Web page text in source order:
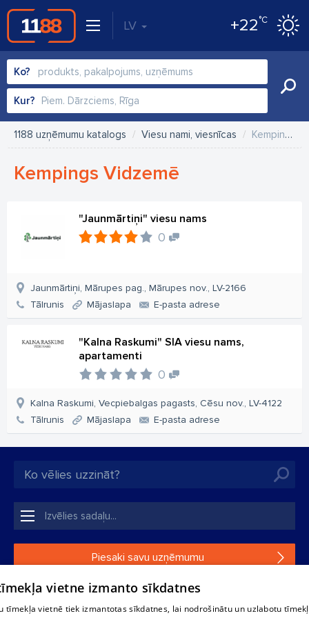
LV +22°C
Ko?
Kur?
1188 uzņēmumu katalogs Viesu nami, viesnīcas Kempings Vidzemē
Kempings Vidzemē
"Jaunmārtiņi" viesu nams
0
Jaunmārtiņi, Mārupes pag., Mārupes nov., LV-2166
Tālrunis
Mājaslapa E-pasta adrese
"Kalna Raskumi" SIA viesu nams,
apartamenti
0
Kalna Raskumi, Vecpiebalgas pagasts, Cēsu nov., LV-4122
Tālrunis
Mājaslapa E-pasta adrese
Piesaki savu uzņēmumu
Ja tavs uzņēmums nav mūsu datubāzē, aizpildi vienkāršu
vietne izmanto sīkdatnes
tīmekļa vietnē tiek izmantotas sīkdatnes, lai nodrošinātu un uzlabotu